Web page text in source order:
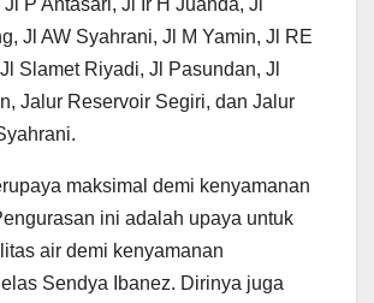
Jl AW Syahrani, Jl M Yamin, Jl RE
Slamet Riyadi, Jl Pasundan, Jl
Jalur Reservoir Segiri, dan Jalur
maksimal demi kenyamanan
ini adalah upaya untuk
air demi kenyamanan
Sendya Ibanez. Dirinya juga